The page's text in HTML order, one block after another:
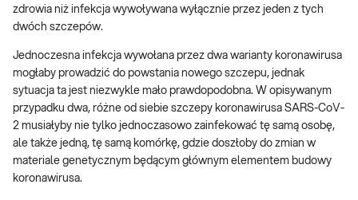
zdrowia niż infekcja wywoływana wyłącznie przez jeden z tych
dwóch szczepów.
Jednoczesna infekcja wywołana przez dwa warianty koronawirusa
mogłaby prowadzić do powstania nowego szczepu, jednak
sytuacja ta jest niezwykle mało prawdopodobna. W opisywanym
przypadku dwa, różne od siebie szczepy koronawirusa SARS-CoV-
2 musiałyby nie tylko jednoczasowo zainfekować tę samą osobę,
ale także jedną, tę samą komórkę, gdzie doszłoby do zmian w
materiale genetycznym będącym głównym elementem budowy
koronawirusa.